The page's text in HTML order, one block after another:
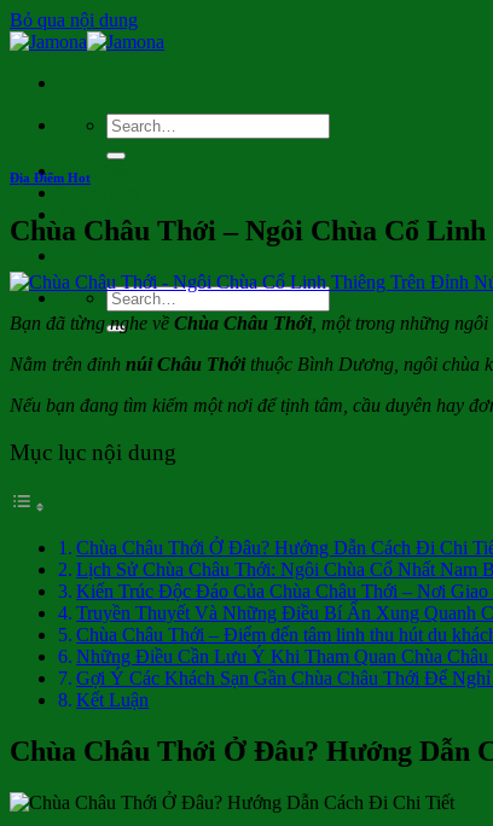
Bỏ qua nội dung
Miền Bắc
Địa Điểm Hot
Chùa Châu Thới – Ngôi Chùa Cổ
Bạn đã từng nghe về Chùa Châu Thới, một trong những
Nằm trên đỉnh núi Châu Thớithuộc Bình Dương, ngôi chùa
Nếu bạn đang tìm kiếm một nơi để tịnh tâm, cầu duyên hay
Mục lục nội dung
Chùa Châu Thới Ở Đâu? Hướng Dẫn Cách Đi Chi
Lịch Sử Chùa Châu Thới: Ngôi Chùa Cổ Nhất Nam
Kiến Trúc Độc Đáo Của Chùa Châu Thới – Nơi
Truyền Thuyết Và Những Điều Bí Ẩn Xung Quanh
Chùa Châu Thới – Điểm đến tâm linh thu hút du
Những Điều Cần Lưu Ý Khi Tham Quan Chùa Châu
Gợi Ý Các Khách Sạn Gần Chùa Châu Thới Để
Kết Luận
Chùa Châu Thới Ở Đâu? Hướng Dẫn